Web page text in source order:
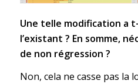
Une telle modification a
l’existant ? En somme,
de non régression ?
Non, cela ne casse pas la